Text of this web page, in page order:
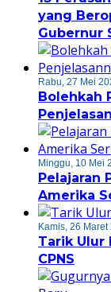
yang
Gubernur
Rabu, 27 Mei
Bolehkah
Minggu, 10 Mei
Pelajaran
Amerika
Kamis, 26
Tarik Ulur
CPNS